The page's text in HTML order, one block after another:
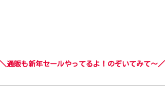
＼通販も新年セールやってるよ！のぞいてみて～／